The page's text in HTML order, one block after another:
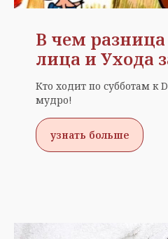
В чем
лица и Ухода
Кто ходит по субботам к
мудро!
узнать больше